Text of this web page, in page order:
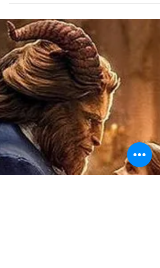
extraño?, Quien lo eligió?, estaba lloviendo
cuando naciste?, con estas y muchas otras
preguntas...